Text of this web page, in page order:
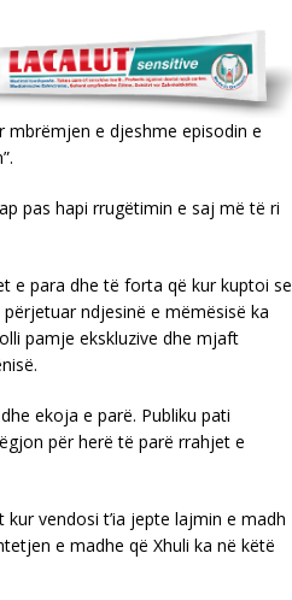
mbrëmjen e djeshme episodin e
pas hapi rrugëtimin e saj më të ri
e para dhe të forta që kur kuptoi se
ndjesinë e mëmësisë ka
pamje ekskluzive dhe mjaft
ekoja e parë. Publiku pati
për herë të parë rrahjet e
vendosi t’ia jepte lajmin e madh
e madhe që Xhuli ka në këtë